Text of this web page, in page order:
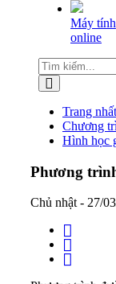
Máy tính
online
Trang nhất
Chương
Hình học
Phương
Chủ nhật - 27/